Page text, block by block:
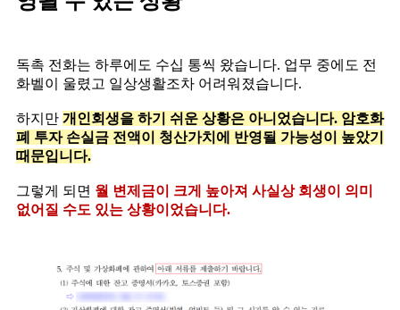
독촉 전화는 하루에도 수십 통씩 왔습니다. 업무 중에도 전
화벨이 울렸고 일상생활조차 어려워졌습니다.
하지만 개인회생을 하기 쉬운 상황은 아니었습니다. 암호화
폐 투자 손실금 전액이 청산가치에 반영될 가능성이 높았기
때문입니다.
그렇게 되면 월 변제금이 크게 높아져 사실상 회생이 의미
없어질 수도 있는 상황이었습니다.